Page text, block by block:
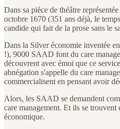
Dans sa pièce de théâtre
octobre 1670 (351 ans déjà, le
candide qui fait de la prose sans le
Dans la Silver économie inventée
!), 9000 SAAD font du care
découvrent avec émoi que ce
abnégation s'appelle du care
commercialisent en pensant avoir
Alors, les SAAD se demandent
care management. Et ils se
économique.